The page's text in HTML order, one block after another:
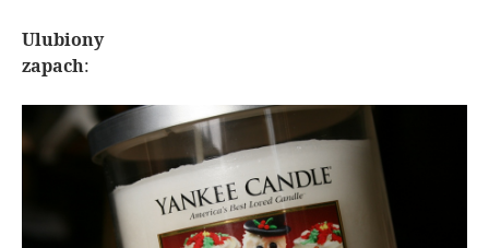
Ulubiony
zapach: